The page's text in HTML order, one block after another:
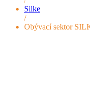
Silke
/
Obývací sektor